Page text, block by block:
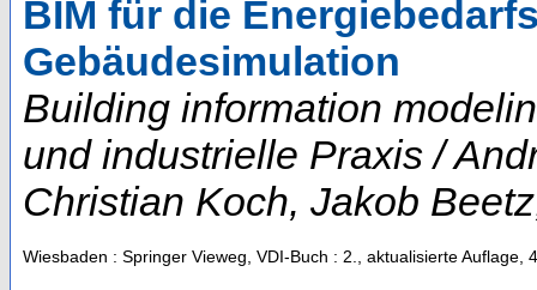
BIM für die
Gebäudesimulation
Building information
und industrielle Praxis /
Christian Koch, Jakob
Wiesbaden : Springer Vieweg, VDI-Buch : 2., aktualisierte Auflage,